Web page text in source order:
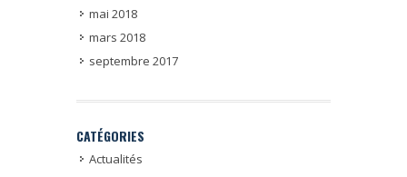
mai 2018
mars 2018
septembre 2017
CATÉGORIES
Actualités